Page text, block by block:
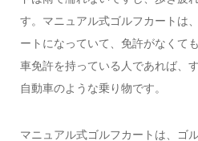
す。マニュアル式ゴルフカートは
ートになっていて、免許がなくて
車免許を持っている人であれば、
自動車のような乗り物です。
マニュアル式ゴルフカートは、ゴ